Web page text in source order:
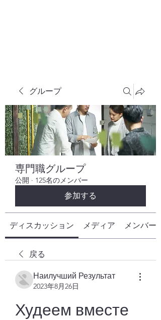
グループ
専門職グループ
公開 · 125名のメンバー
参加する
ディスカッション メディア メンバー
戻る
Наилучший Результат
2023年8月26日
Худеем вместе